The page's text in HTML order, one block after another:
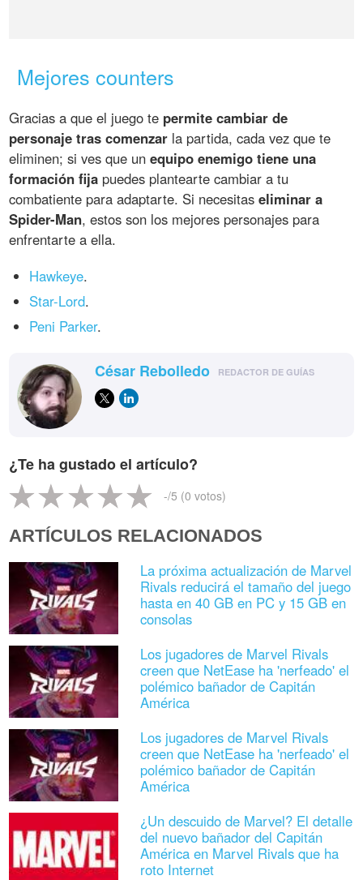
Mejores counters
Gracias a que el juego te permite cambiar de
personaje tras comenzar la partida, cada vez que te
eliminen; si ves que unequipo enemigo tiene una
formación fija puedes plantearte cambiar a tu
combatiente para adaptarte. Si necesitaseliminar a
Spider-Man, estos son los mejores personajes para
enfrentarte a ella.
Hawkeye.
Star-Lord.
Peni Parker.
César Rebolledo REDACTOR DE GUÍAS
¿Te ha gustado el artículo?
-/5 (0 votos)
ARTÍCULOS RELACIONADOS
La próxima actualización de Marvel
Rivals reducirá el tamaño del juego
hasta en 40 GB en PC y 15 GB en
consolas
Los jugadores de Marvel Rivals
creen que NetEase ha 'nerfeado' el
polémico bañador de Capitán
América
Los jugadores de Marvel Rivals
creen que NetEase ha 'nerfeado' el
polémico bañador de Capitán
América
¿Un descuido de Marvel? El detalle
del nuevo bañador del Capitán
América en Marvel Rivals que ha
roto Internet